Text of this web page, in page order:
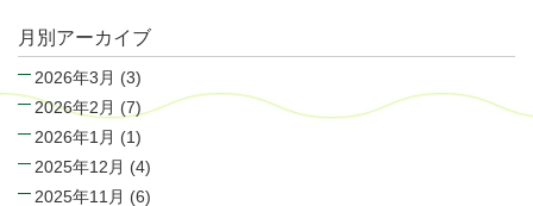
月別アーカイブ
2026年3月 (3)
2026年2月 (7)
2026年1月 (1)
2025年12月 (4)
2025年11月 (6)